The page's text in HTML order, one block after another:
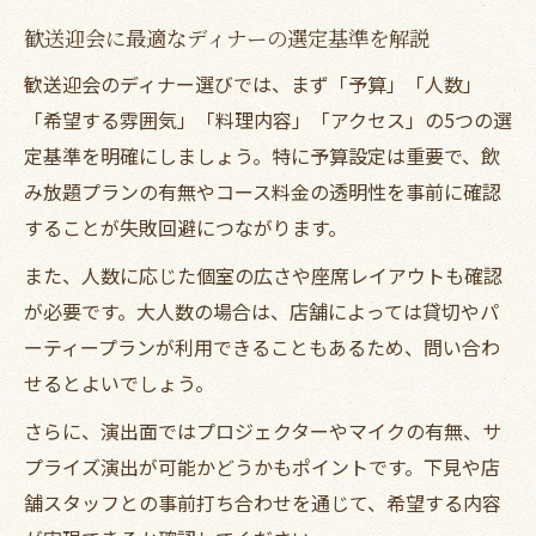
歓送迎会に最適なディナーの選定基準を解説
歓送迎会のディナー選びでは、まず「予算」「人数」
「希望する雰囲気」「料理内容」「アクセス」の5つの選
定基準を明確にしましょう。特に予算設定は重要で、飲
み放題プランの有無やコース料金の透明性を事前に確認
することが失敗回避につながります。
また、人数に応じた個室の広さや座席レイアウトも確認
が必要です。大人数の場合は、店舗によっては貸切やパ
ーティープランが利用できることもあるため、問い合わ
せるとよいでしょう。
さらに、演出面ではプロジェクターやマイクの有無、サ
プライズ演出が可能かどうかもポイントです。下見や店
舗スタッフとの事前打ち合わせを通じて、希望する内容